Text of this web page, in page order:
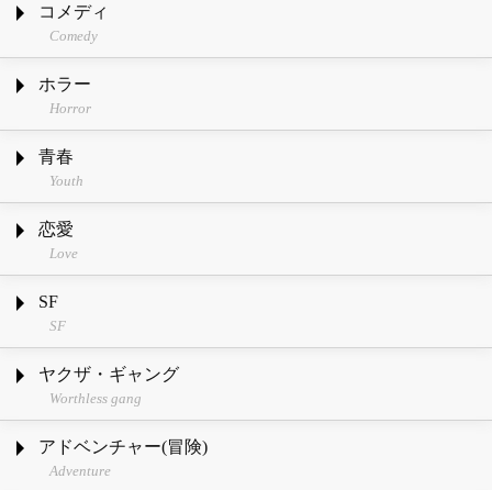
コメディ
Comedy
ホラー
Horror
青春
Youth
恋愛
Love
SF
SF
ヤクザ・ギャング
Worthless gang
アドベンチャー(冒険)
Adventure